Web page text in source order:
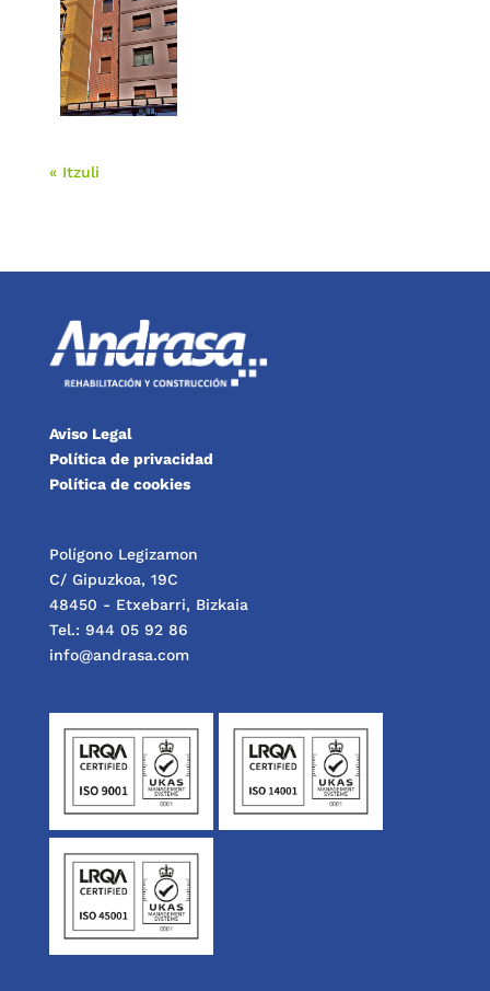
« Itzuli
Aviso Legal
Política de privacidad
Política de cookies
Polígono Legizamon
C/ Gipuzkoa, 19C
48450 - Etxebarri, Bizkaia
Tel.: 944 05 92 86
info@andrasa.com